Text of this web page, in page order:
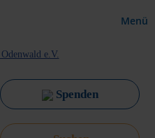
Menü
Spenden